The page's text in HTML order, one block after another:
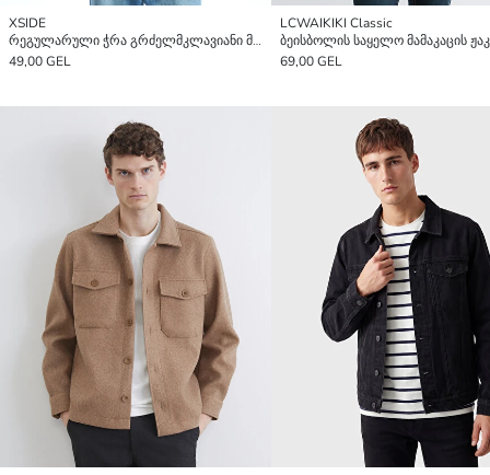
XSIDE
რეგულარული ჭრა გრძელმკლავიანი მამაკაცის პერანგის ქურთუკი
49,00 GEL
LCWAIKIKI Classic
ბეისბოლის საყელო მამაკაცის
69,00 GEL